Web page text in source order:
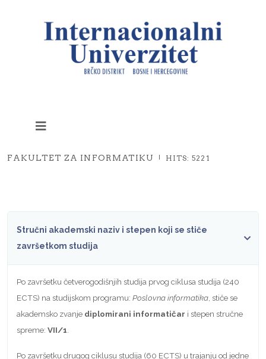
FAKULTET ZA INFORMATIKU HITS: 5221
Stručni akademski naziv i stepen koji se stiče
završetkom studija
Po završetku četverogodišnjih studija prvog ciklusa studija (240
ECTS) na studijskom programu: Poslovna informatika , stiče se
akademsko zvanje diplomirani informatičar i stepen stručne
spreme: VII/1
Po završetku drugog ciklusu studija (60 ECTS) u trajanju od jedne